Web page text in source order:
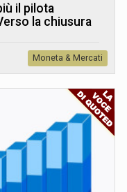
il pilota
la chiusura
Moneta & Mercati